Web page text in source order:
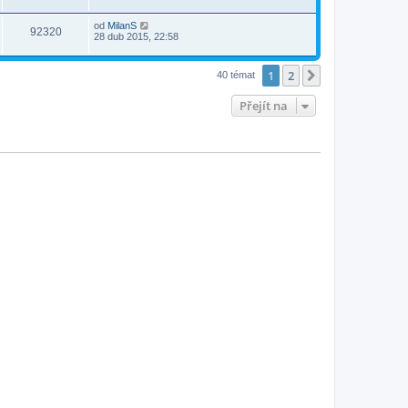
92320 od MilanS
28 dub 2015, 22:58
40 témat 1 2
Přejít na